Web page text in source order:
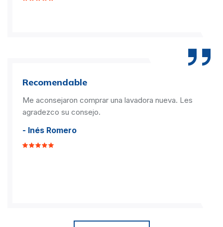
Recomendable
Me aconsejaron comprar una lavadora nueva. Les
agradezco su consejo.
- Inés Romero